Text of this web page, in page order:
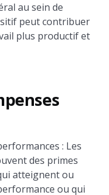
au sein de
peut contribuer
plus productif et
: Les
des primes
atteignent ou
ou qui